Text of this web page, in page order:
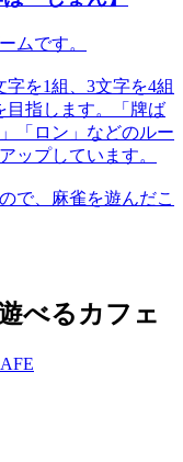
ムです。
を1組、3文字を4組
目指します。「牌ば
「ロン」などのルー
ップしています。
で、麻雀を遊んだこ
べるカフェ